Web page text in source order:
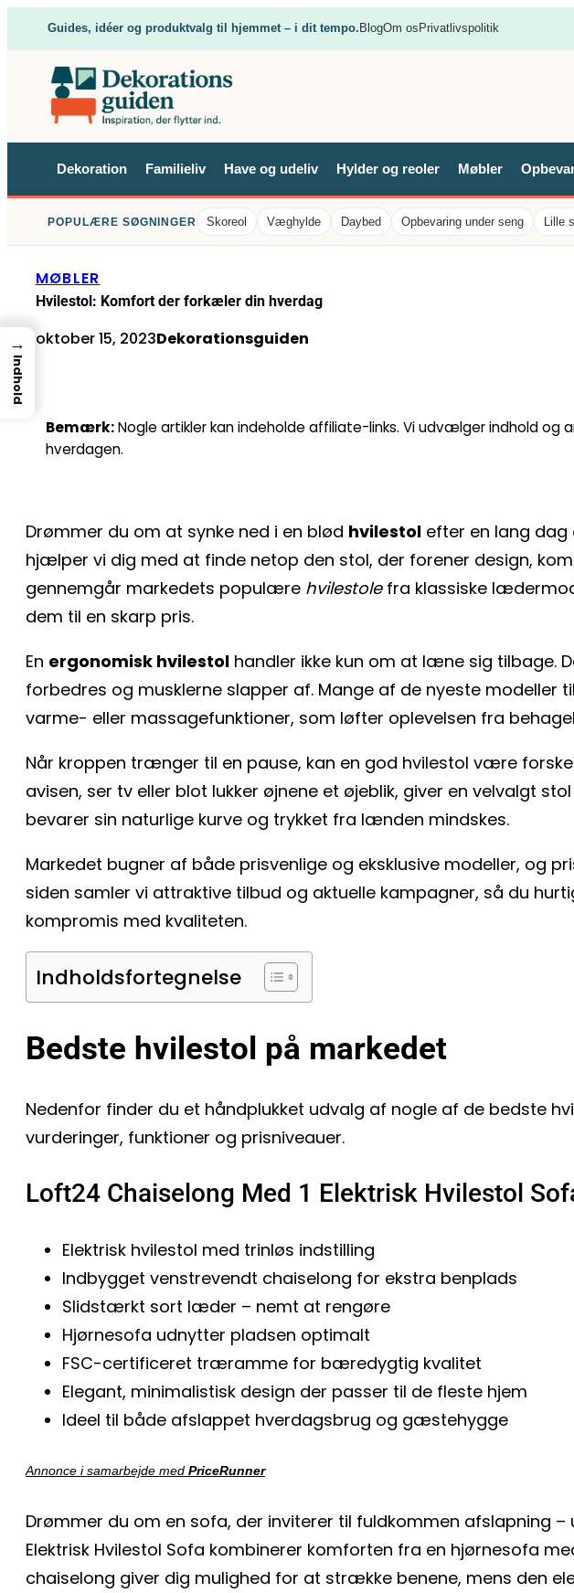
indhold
Guides, idéer og produktvalg til hjemmet – i dit tempo. BlogOm os Privatlivspolitik
Dekoration Familieliv Have og udeliv Hylder og reoler Møbler
POPULÆRE SØGNINGER Skoreol Væghylde Daybed Opbevaring under seng Lille
MØBLER
Hvilestol: Komfort der forkæler din hverdag
oktober 15, 2023Dekorationsguiden
Bemærk:Nogle artikler kan indeholde affiliate-links. Vi udvælger indhold og
hverdagen.
Drømmer du om at synke ned i en blød hvilestol efter en lang dag
hjælper vi dig med at finde netop den stol, der forener design,
gennemgår markedets populære hvilestolefra klassiske
dem til en skarp pris.
En ergonomisk hvilestol handler ikke kun om at læne sig tilbage.
forbedres og musklerne slapper af. Mange af de nyeste
varme- eller massagefunktioner, som løfter oplevelsen fra
Når kroppen trænger til en pause, kan en god hvilestol være
avisen, ser tv eller blot lukker øjnene et øjeblik, giver en velvalgt
bevarer sin naturlige kurve og trykket fra lænden mindskes.
Markedet bugner af både prisvenlige og eksklusive modeller, og
siden samler vi attraktive tilbud og aktuelle kampagner, så du
kompromis med kvaliteten.
Indholdsfortegnelse
Bedste hvilestol på markedet
Nedenfor finder du et håndplukket udvalg af nogle af de bedste
vurderinger, funktioner og prisniveauer.
Loft24 Chaiselong Med 1 Elektrisk Hvilestol
Elektrisk hvilestol med trinløs indstilling
Indbygget venstrevendt chaiselong for ekstra benplads
Slidstærkt sort læder – nemt at rengøre
Hjørnesofa udnytter pladsen optimalt
FSC-certificeret træramme for bæredygtig kvalitet
Elegant, minimalistisk design der passer til de fleste hjem
Ideel til både afslappet hverdagsbrug og gæstehygge
Annonce i samarbejde med PriceRunner
Drømmer du om en sofa, der inviterer til fuldkommen afslapning
Elektrisk Hvilestol Sofa kombinerer komforten fra en hjørnesofa
chaiselong giver dig mulighed for at strække benene, mens den
→
Indhold